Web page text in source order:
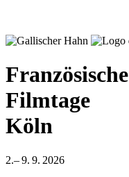
Französische
Filmtage
Köln
2.– 9. 9. 2026